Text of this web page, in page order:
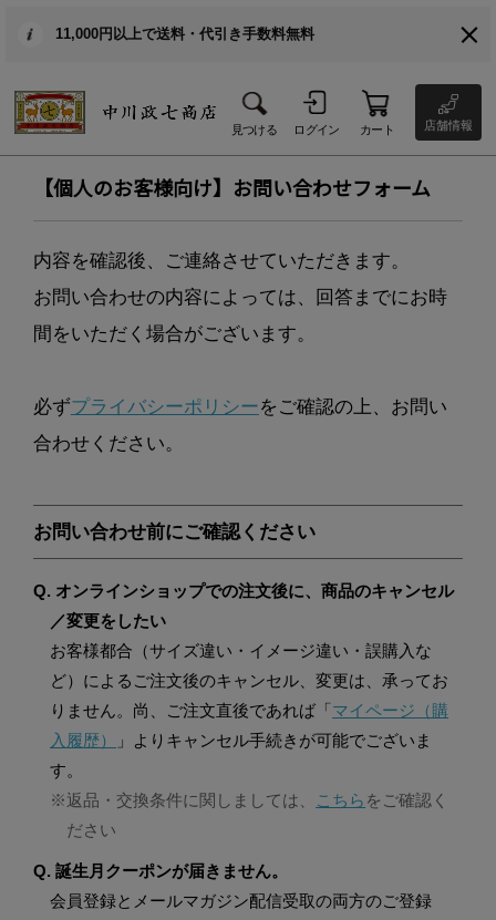
11,000円以上で送料・代引き手数料無料
見つける ログイン カート 店舗情報
【個人のお客様向け】お問い合わせフォーム
内容を確認後、ご連絡させていただきます。
お問い合わせの内容によっては、回答までにお時
間をいただく場合がございます。
必ずプライバシーポリシーをご確認の上、お問い
合わせください。
お問い合わせ前にご確認ください
Q. オンラインショップでの注文後に、商品のキャンセル
／変更をしたい
お客様都合（サイズ違い・イメージ違い・誤購入な
ど）によるご注文後のキャンセル、変更は、承ってお
りません。尚、ご注文直後であれば「マイページ（購
入履歴）
」よりキャンセル手続きが可能でございま
す。
※返品・交換条件に関しましては、
こちら をご確認く
ださい
Q. 誕生月クーポンが届きません。
会員登録とメールマガジン配信受取の両方のご登録